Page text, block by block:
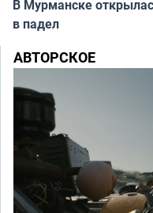
В Мурманске
в падел
АВТОРСКОЕ